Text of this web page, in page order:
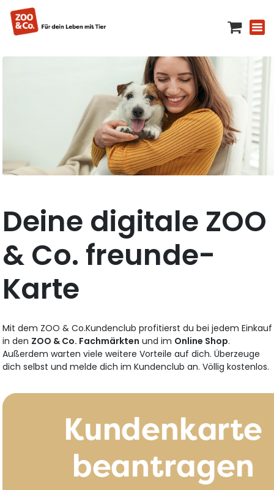
Deine digitale ZOO
& Co. freunde-
Karte
Mit dem ZOO & Co.Kundenclub profitierst du bei jedem Einkauf
in den ZOO & Co. Fachmärkten und im Online Shop.
Außerdem warten viele weitere Vorteile auf dich. Überzeuge
dich selbst und melde dich im Kundenclub an. Völlig kostenlos.